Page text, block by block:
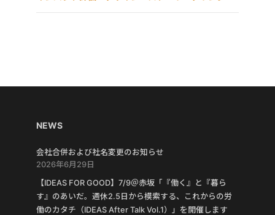
NEWS
会社合併および社名変更のお知らせ
2026年6月29日
【IDEAS FOR GOOD】7/9＠赤坂「『働く』と『暮ら
す』のあいだ。週休2.5日から模索する、これからの労
働のカタチ（IDEAS After Talk Vol.1）」を開催します